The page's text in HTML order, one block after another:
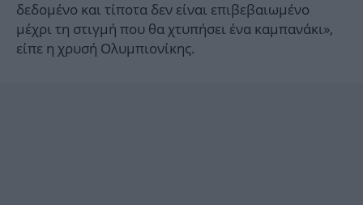
δεδομένο και τίποτα δεν είναι επιβεβαιωμένο
μέχρι τη στιγμή που θα χτυπήσει ένα καμπανάκι»,
είπε η χρυσή Ολυμπιονίκης.